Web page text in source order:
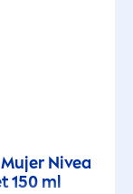
Nivea
150 ml